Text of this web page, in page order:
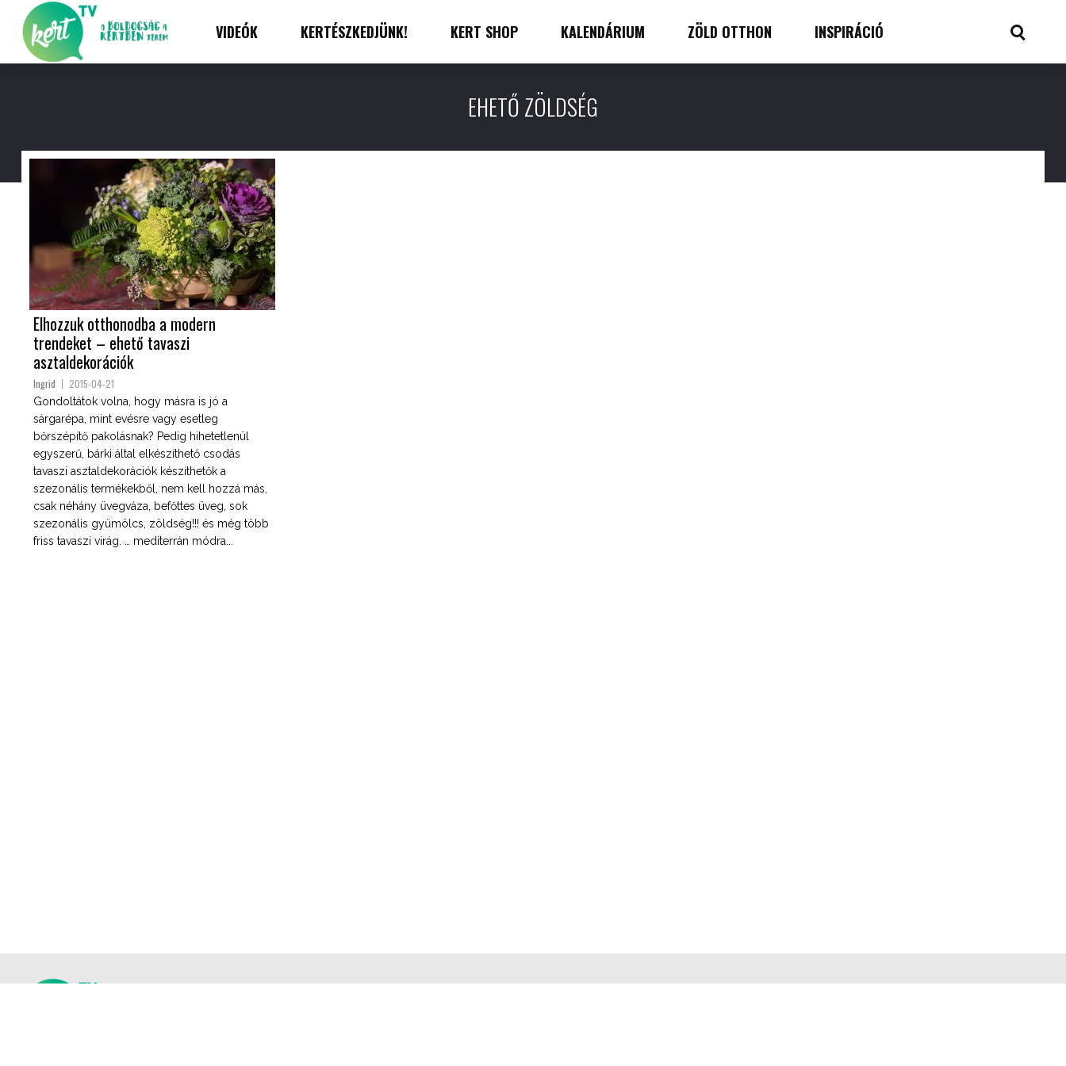
VIDEÓK KERTÉSZKEDJÜNK! KERT SHOP KALENDÁRIUM ZÖLD OTTHON INSPIRÁCIÓ
EHETŐ ZÖLDSÉG
Elhozzuk otthonodba a modern
trendeket – ehető tavaszi
asztaldekorációk
Ingrid 2015-04-21
Gondoltátok volna, hogy másra is jó a
sárgarépa, mint evésre vagy esetleg
bőrszépítő pakolásnak? Pedig hihetetlenül
egyszerű, bárki által elkészíthető csodás
tavaszi asztaldekorációk készíthetők a
szezonális termékekből, nem kell hozzá más,
csak néhány üvegváza, befőttes üveg, sok
szezonális gyümölcs, zöldség!!! és még több
friss tavaszi virág. … mediterrán módra...